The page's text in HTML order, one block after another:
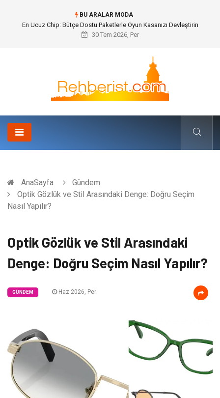
BU ARALAR MODA
Bohem Ev Dekoru Nedir?
30 Tem 2026, Per
AnaSayfa
Gündem
Optik Gözlük ve Stil Arasındaki Denge: Doğru Seçim
Nasıl Yapılır?
Optik Gözlük ve Stil Arasındaki
Denge: Doğru Seçim Nasıl Yapılır?
GÜNDEM Haz 2026, Per